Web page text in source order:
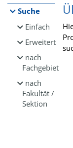
Suche
Einfach
Erweitert
nach
Fachgebiet
nach
Fakultät /
Sektion